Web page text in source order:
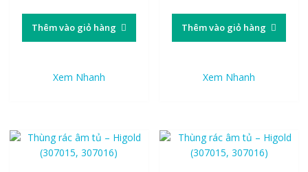
Thêm vào giỏ hàng
Xem Nhanh
Thêm vào giỏ hàng
Xem Nhanh